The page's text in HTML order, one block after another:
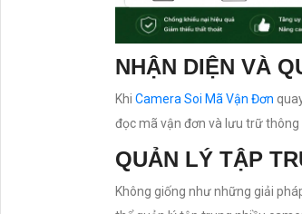
NHẬN DIỆN VÀ
Khi Camera Soi Mã Vận Đơn
đọc mã vận đơn và lưu trữ thông
QUẢN LÝ TẬP
Không giống như những giải